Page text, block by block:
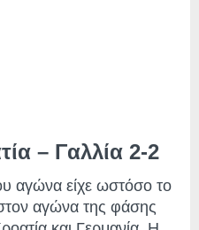
– Γαλλία 2-2
αγώνα είχε ωστόσο το
αγώνα της φάσης